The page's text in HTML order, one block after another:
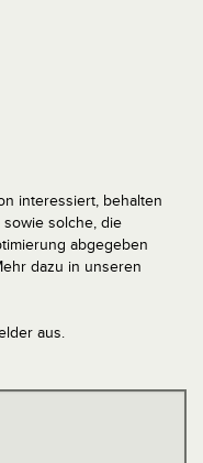
interessiert, behalten
solche, die
abgegeben
dazu in unseren
aus.